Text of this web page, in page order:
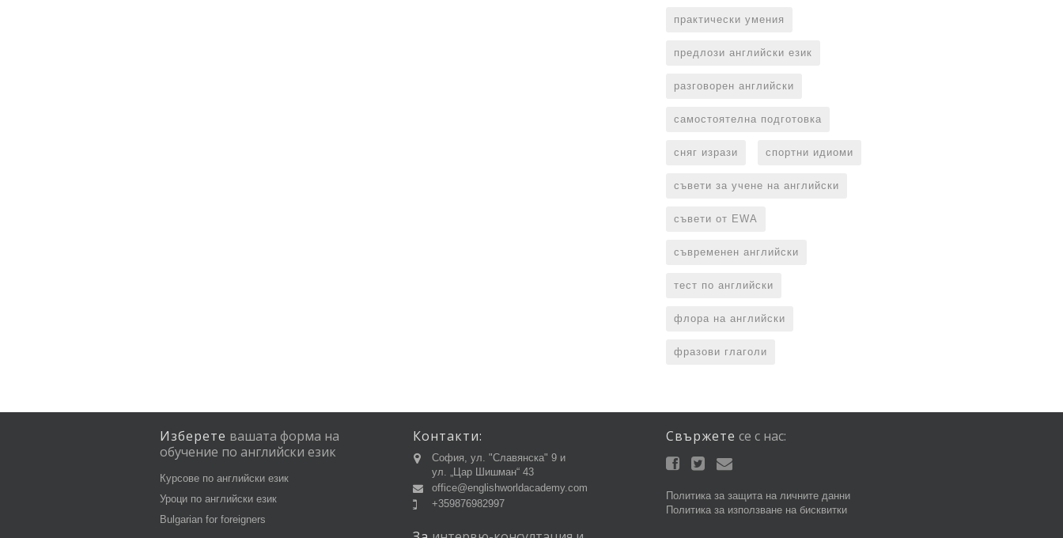
практически умения
предлози английски език
разговорен английски
самостоятелна подготовка
сняг изрази спортни идиоми
съвети за учене на английски
съвети от EWA
съвременен английски
тест по английски
флора на английски
фразови глаголи
Изберете вашата форма на
обучение по английски език
Курсове по английски език
Уроци по английски език
Bulgarian for foreigners
Контакти:
София, ул. "Славянска" 9 и
ул. „Цар Шишман“ 43
office@englishworldacademy.com
+359876982997
Свържете се с нас:
Политика за защита на личните данни
Политика за използване на бисквитки